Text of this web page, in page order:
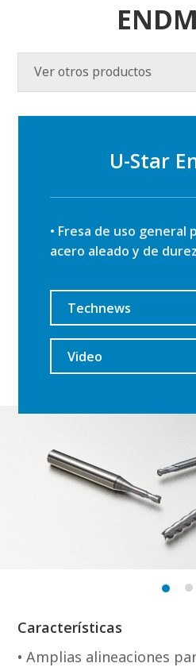
Ver otros productos
U-Star
• Fresa de uso general
acero aleado y de
Technews
Video
Características
• Amplias alineaciones